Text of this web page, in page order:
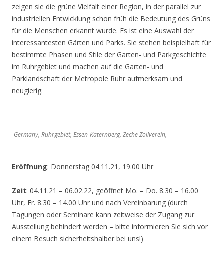
zeigen sie die grüne Vielfalt einer Region, in der parallel zur
industriellen Entwicklung schon früh die Bedeutung des Grüns
für die Menschen erkannt wurde. Es ist eine Auswahl der
interessantesten Gärten und Parks. Sie stehen beispielhaft für
bestimmte Phasen und Stile der Garten- und Parkgeschichte
im Ruhrgebiet und machen auf die Garten- und
Parklandschaft der Metropole Ruhr aufmerksam und
neugierig.
Germany, Ruhrgebiet, Essen-Katernberg, Zeche Zollverein,
Eröffnung: Donnerstag 04.11.21, 19.00 Uhr
Zeit: 04.11.21 – 06.02.22, geöffnet Mo. – Do. 8.30 – 16.00
Uhr, Fr. 8.30 – 14.00 Uhr und nach Vereinbarung (durch
Tagungen oder Seminare kann zeitweise der Zugang zur
Ausstellung behindert werden – bitte informieren Sie sich vor
einem Besuch sicherheitshalber bei uns!)